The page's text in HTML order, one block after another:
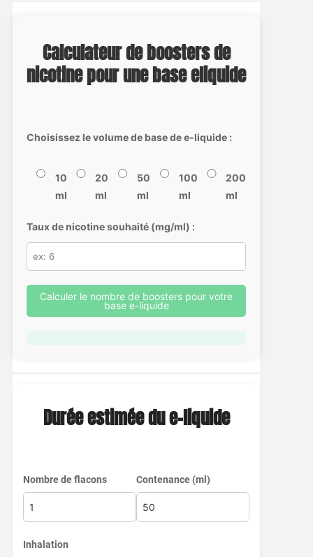
Calculateur de boosters de
nicotine pour une base eliquide
Choisissez le volume de base de e-liquide :
10
ml
20
ml
50
ml
100
ml
200
ml
Taux de nicotine souhaité (mg/ml) :
Calculer le nombre de boosters pour votre
base e-liquide
Durée estimée du e-liquide
Nombre de flacons Contenance (ml)
Inhalation